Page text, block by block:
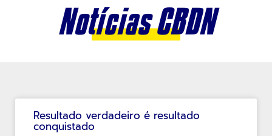
Notícias CBDN
Resultado verdadeiro é resultado
conquistado